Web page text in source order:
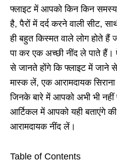
फ्लाइट में आपको किन किन
है,पैरों में दर्द करने वाली सीट,
ही बहुत किस्मत वाले लोग होते हैं
पा कर एक अच्छी नींद ले पाते
से जानते होंगे कि फ्लाइट में जाने
मास्क लें,एक आरामदायक
जिनके बारे में आपको अभी भी
आर्टिकल में आपको यही बताएंगे की
आरामदायक नींद लें।
Table of Contents